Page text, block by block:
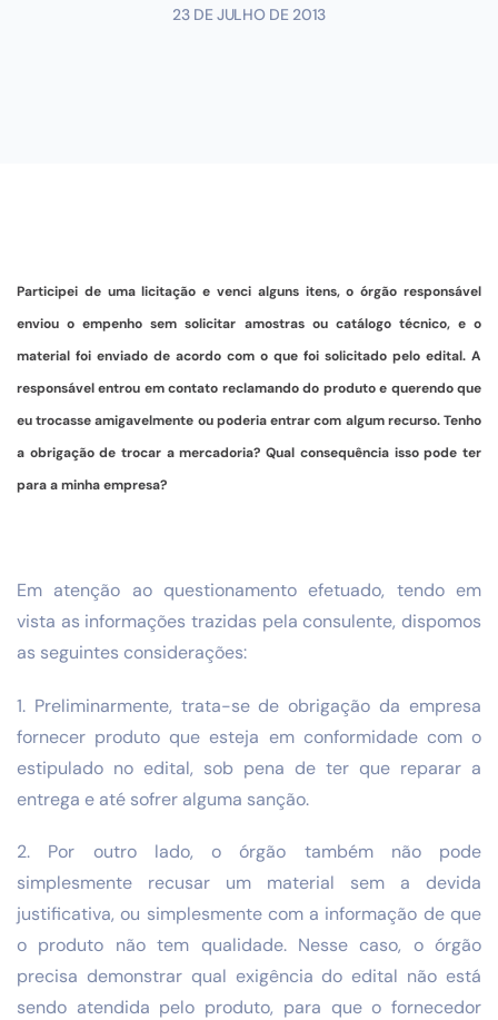
23 DE JULHO DE 2013
Participei de uma licitação e venci alguns itens, o órgão responsável
enviou o empenho sem solicitar amostras ou catálogo técnico, e o
material foi enviado de acordo com o que foi solicitado pelo edital. A
responsável entrou em contato reclamando do produto e querendo que
eu trocasse amigavelmente ou poderia entrar com algum recurso. Tenho
a obrigação de trocar a mercadoria? Qual consequência isso pode ter
para a minha empresa?
Em atenção ao questionamento efetuado, tendo em
vista as informações trazidas pela consulente, dispomos
as seguintes considerações:
1. Preliminarmente, trata-se de obrigação da empresa
fornecer produto que esteja em conformidade com o
estipulado no edital, sob pena de ter que reparar a
entrega e até sofrer alguma sanção.
2. Por outro lado, o órgão também não pode
simplesmente recusar um material sem a devida
justificativa, ou simplesmente com a informação de que
o produto não tem qualidade. Nesse caso, o órgão
precisa demonstrar qual exigência do edital não está
sendo atendida pelo produto, para que o fornecedor